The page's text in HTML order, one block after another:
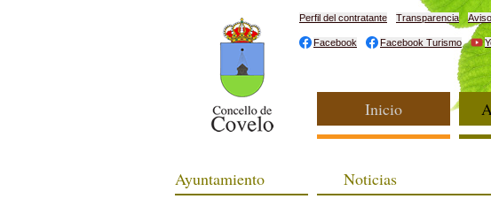
Perfil del contratante Transparencia
Facebook Facebook Turismo
Inicio
Ayuntamiento
Noticias